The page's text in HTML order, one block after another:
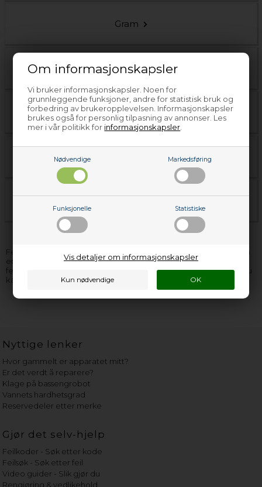
Om informasjonskapsler
Vi bruker informasjonskapsler. Noen for
grunnleggende funksjoner, andre for statistisk bruk og
forbedring av brukeropplevelsen. Informasjonskapsler
brukes også for personlig tilpasning av annonser. Les
mer i vår politikk for informasjonskapsler
Nødvendige Markedsføring
Funksjonelle Statistiske
Vis detaljer om informasjonskapsler
Gram
Husqvarna
Husqvarna-Electrolux
Feilkoder på kokeplater er til stor hjelp for å finne ut hva årsaken
er at kokeplaten har sluttet å fungere. Når du vet årsaken til
feilkoden, vil du også ha muligheten til å løse problemet slik at du
kan begynne å lage mat igjen. Finn feilkoden din i listen her.
Nyttige lenker
Hvor gammelt er apparatet mitt?
Er det verdt å reparere?
Klage på bassengrobot
Vannets hardhetsgrad
Reservedeler etter merke
Gjør det selv-hjelp
Feilkoder - Søk etter kode
Feilsøk - Søk etter feil
Video guider - Slik gjør du
Rengjøring & vedlikehold